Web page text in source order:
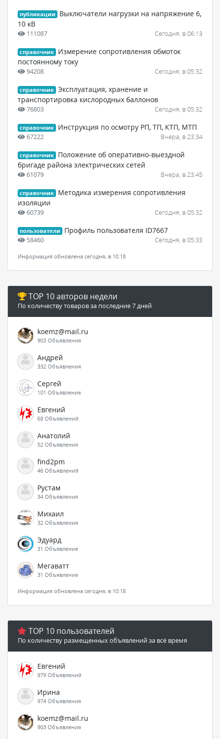
публикации
Выключатели нагрузки на напряжение 6,
10 кВ
111087 Сегодня, в 06:13
справочник
Измерение сопротивления обмоток
постоянному току
94208 Сегодня, в 05:32
справочник Эксплуатация, хранение и
транспортировка кислородных баллонов
76803 Сегодня, в 05:32
справочник Инструкция по осмотру РП, ТП, КТП, МТП
67222 Вчера, в 23:34
справочник
Положение об оперативно-выездной
бригаде района электрических сетей
61079 Вчера, в 23:45
справочник
Методика измерения сопротивления
изоляции
60739 Сегодня, в 05:32
пользователи Профиль пользователя ID7667
58460 Сегодня, в 05:33
Информация обновлена сегодня, в 10:18
TOP 10 авторов недели
По количеству товаров за последние 7 дней
koemz@mail.ru
903 Объявления
Андрей
332 Объявления
Сергей
101 Объявление
Евгений
68 Объявлений
Анатолий
52 Объявления
find2pm
46 Объявлений
Рустам
34 Объявления
Михаил
32 Объявления
Эдуард
31 Объявление
Мегаватт
31 Объявление
Информация обновлена сегодня, в 10:18
TOP 10 пользователей
По количеству размещенных объявлений за всё время
Евгений
979 Объявлений
Ирина
974 Объявления
koemz@mail.ru
903 Объявления